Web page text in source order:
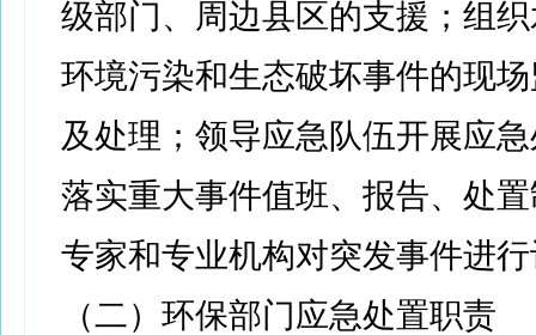
级部门、周边县区的支援；组
环境污染和生态破坏事件的现
及处理；领导应急队伍开展应
落实重大事件值班、报告、处
专家和专业机构对突发事件进
（二）环保部门应急处置职责